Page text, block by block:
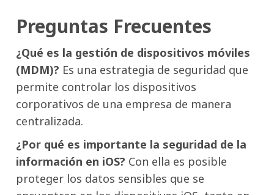
Preguntas Frecuentes
¿Qué es la gestión de dispositivos móviles
(MDM)? Es una estrategia de seguridad que
permite controlar los dispositivos
corporativos de una empresa de manera
centralizada.
¿Por qué es importante la seguridad de la
información en iOS? Con ella es posible
proteger los datos sensibles que se